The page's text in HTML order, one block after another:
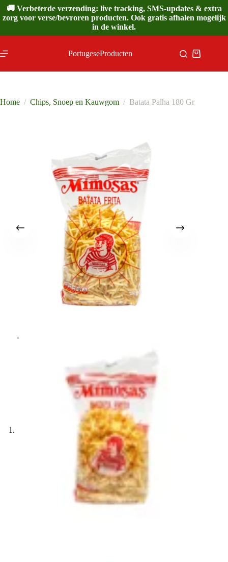
Ga
naar
de
🚚 Verbeterde verzending: live tracking, SMS-updates & extra
zorg voor verse/bevroren producten. Ook gratis afhalen mogelijk
in de winkel.
PortugeseProducten
Home / Chips, Snoep en Kauwgom / Batata Palha 180 Gr